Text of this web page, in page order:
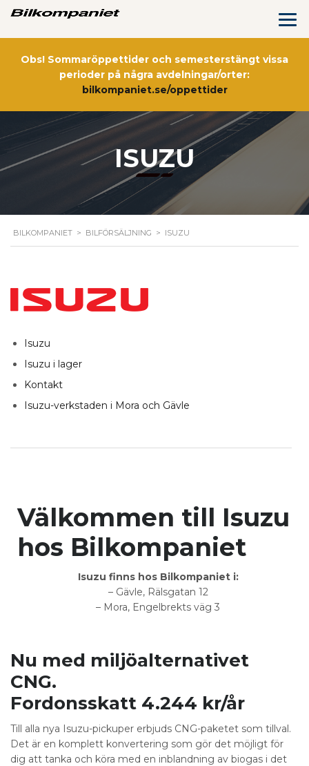
Obs! Sommaröppettider och semesterstängt vissa
perioder på några avdelningar/orter:
bilkompaniet.se/oppettider
ISUZU
BILKOMPANIET > BILFÖRSÄLJNING > ISUZU
Isuzu
Isuzu i lager
Kontakt
Isuzu-verkstaden i Mora och Gävle
Välkommen till Isuzu
hos Bilkompaniet
Isuzu finns hos Bilkompaniet i:
– Gävle, Rälsgatan 12
– Mora, Engelbrekts väg 3
Nu med miljöalternativet
CNG.
Fordonsskatt 4.244 kr/år
Till alla nya Isuzu-pickuper erbjuds CNG-paketet som tillval.
Det är en komplett konvertering som gör det möjligt för
dig att tanka och köra med en inblandning av biogas i det